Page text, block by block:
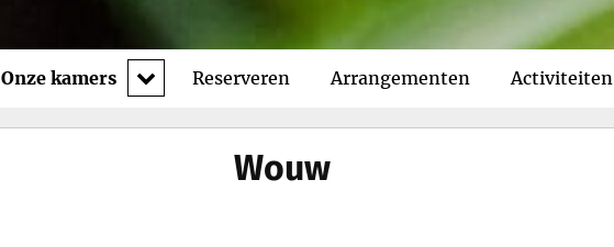
Onze kamers
expand
child
Reserveren Arrangementen Activiteiten
Wouw